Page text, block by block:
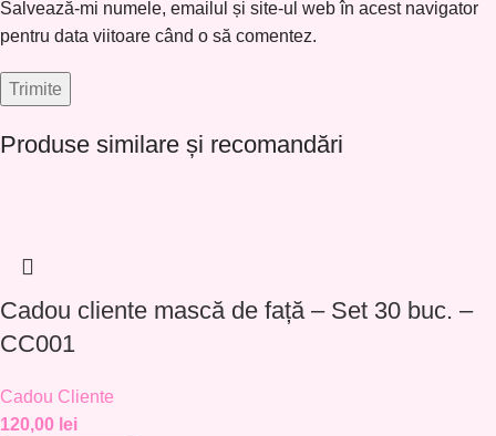
Salvează-mi numele, emailul și site-ul web în acest navigator
pentru data viitoare când o să comentez.
Produse similare și recomandări
Cadou cliente mască de față – Set 30 buc. –
CC001
Cadou Cliente
120,00 lei